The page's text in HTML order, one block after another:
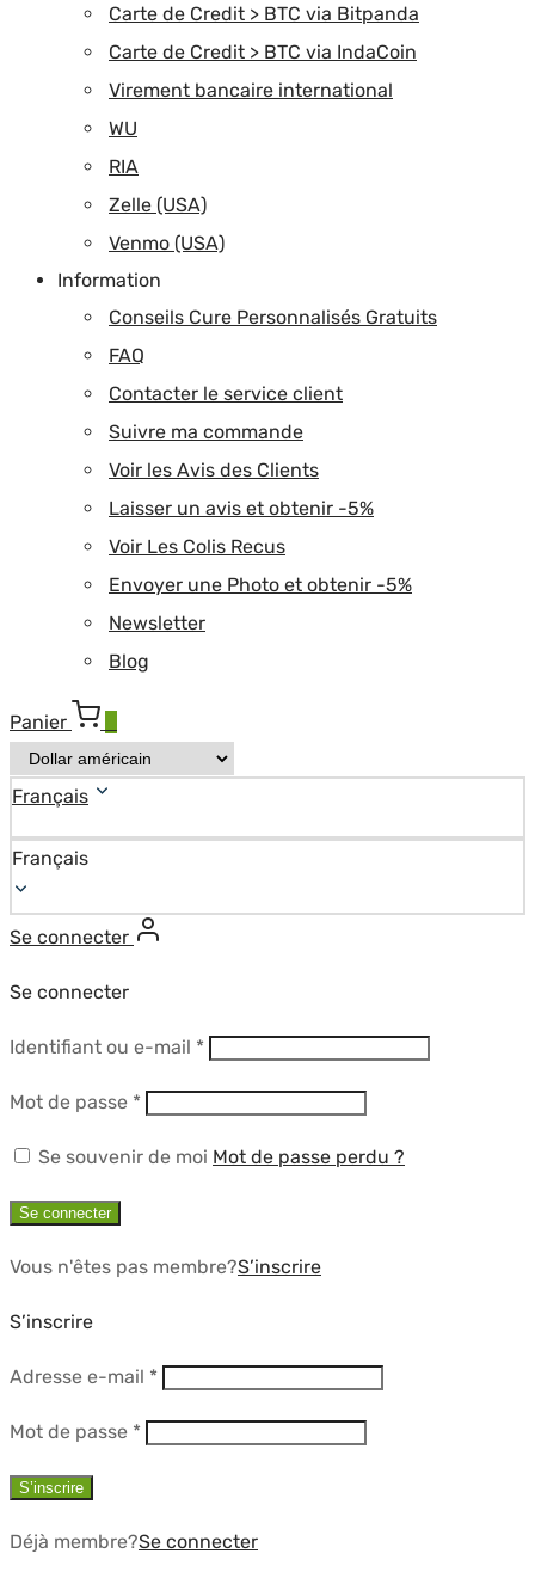
Carte de Credit > BTC via Bitpanda
Carte de Credit > BTC via IndaCoin
Virement bancaire international
WU
RIA
Zelle (USA)
Venmo (USA)
Information
Conseils Cure Personnalisés Gratuits
FAQ
Contacter le service client
Suivre ma commande
Voir les Avis des Clients
Laisser un avis et obtenir -5%
Voir Les Colis Recus
Envoyer une Photo et obtenir -5%
Newsletter
Blog
Panier
Français
Français
Se connecter
Se connecter
Identifiant ou e-mail *Obligatoire
Mot de passe *Obligatoire
Se souvenir de moi Mot de passe perdu ?
Se connecter
Vous n'êtes pas membre?S’inscrire
S’inscrire
Adresse e-mail *Obligatoire
Mot de passe *Obligatoire
S’inscrire
Déjà membre?Se connecter